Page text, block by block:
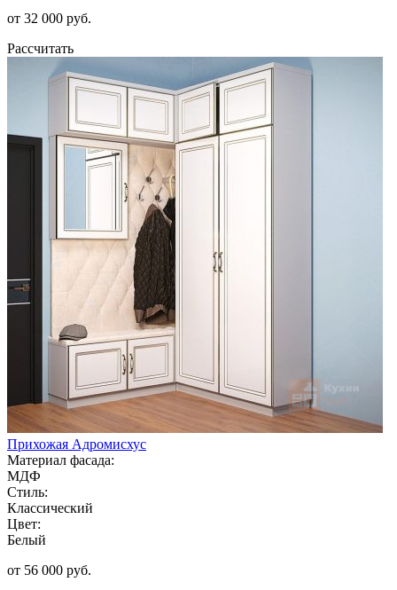
от 32 000 руб.
Рассчитать
Прихожая Адромисхус
Материал фасада:
МДФ
Стиль:
Классический
Цвет:
Белый
от 56 000 руб.